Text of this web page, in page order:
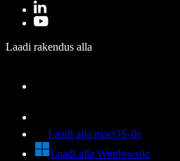
Laadi rakendus alla
Laadi alla macOS-ile
Laadi alla Windowsile